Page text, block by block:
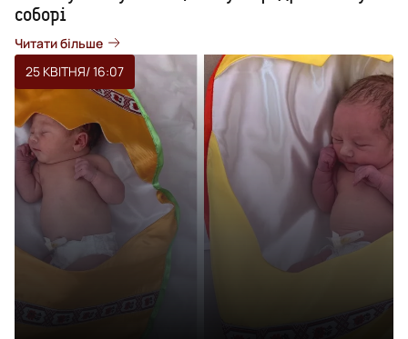
соборі
Читати більше
25 КВІТНЯ/ 16:07